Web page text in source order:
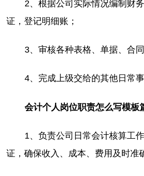
2、根据公司实际情况编制财
证，登记明细账；
3、审核各种表格、单据、合同
4、完成上级交给的其他日常事
会计个人岗位职责怎么写模板
1、负责公司日常会计核算工
证，确保收入、成本、费用及时准